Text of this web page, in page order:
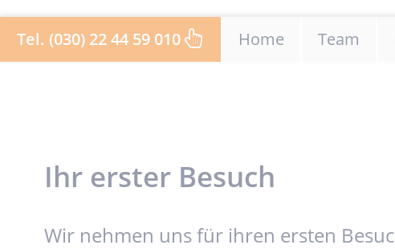
Tel. (030) 22 44 59 010 Navigation
Home Team
Ihr erster Besuch
Wir nehmen uns für ihren ersten